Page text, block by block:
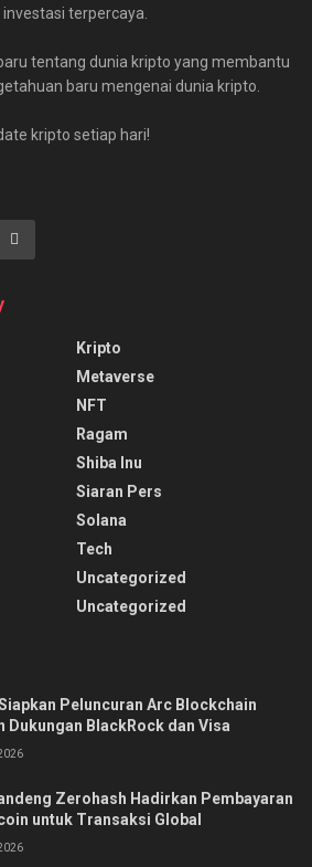
terpercaya.
tentang dunia kripto yang membantu
baru mengenai dunia kripto.
kripto setiap hari!
Kripto
Metaverse
NFT
Ragam
Shiba Inu
Siaran Pers
Solana
Tech
Uncategorized
Uncategorized
Peluncuran Arc Blockchain
Dukungan BlackRock dan Visa
Zerohash Hadirkan Pembayaran
untuk Transaksi Global